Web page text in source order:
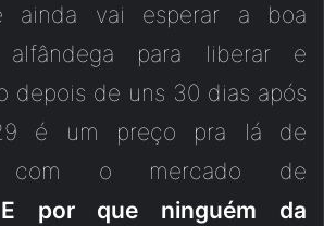
ainda vai esperar a boa
para liberar e
depois de uns 30 dias após
é um preço pra lá de
com o mercado de
E por que ninguém da